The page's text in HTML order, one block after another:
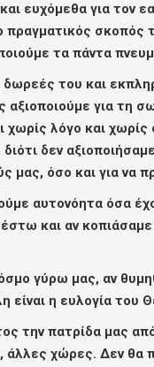
ευχόμεθα για τον
ο πραγματικός
τα πάντα
δωρεές του και
αξιοποιούμε για
χωρίς λόγο και
δεν
όσο και για να
αυτονόητα όσα
και αν
γύρω μας, αν
είναι η ευλογία του
την πατρίδα μας
χώρες. Δεν θα